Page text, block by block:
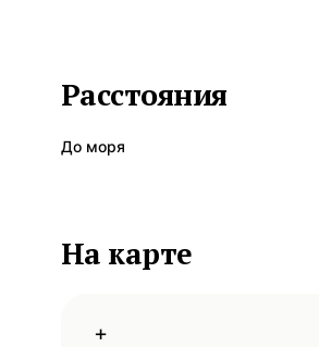
Расстояния
До моря
На карте
+